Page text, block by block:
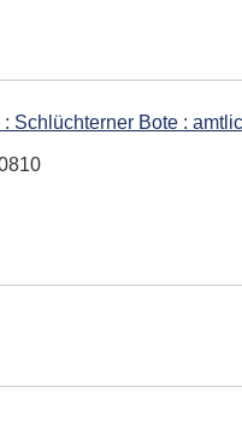
: Schlüchterner Bote :